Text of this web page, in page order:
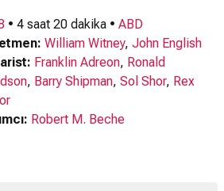
• 4 saat 20 dakika • ABD
William Witney, John English
Franklin Adreon, Ronald
, Barry Shipman, Sol Shor, Rex
Robert M. Beche